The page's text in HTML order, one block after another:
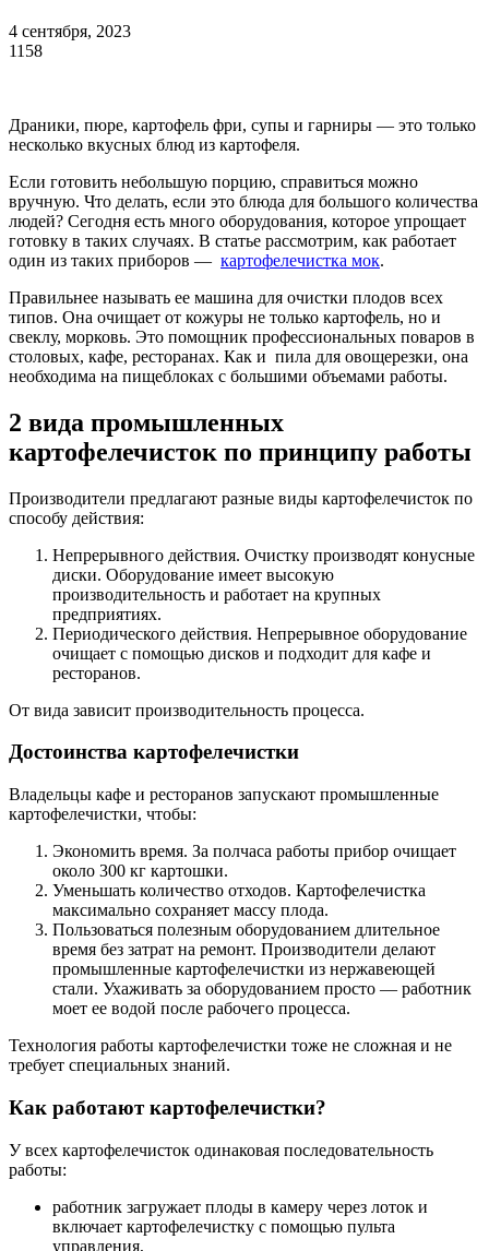
4 сентября, 2023
1158
Драники, пюре, картофель фри, супы и гарниры — это только
несколько вкусных блюд из картофеля.
Если готовить небольшую порцию, справиться можно
вручную. Что делать, если это блюда для большого количества
людей? Сегодня есть много оборудования, которое упрощает
готовку в таких случаях. В статье рассмотрим, как работает
один из таких приборов — картофелечистка мок.
Правильнее называть ее машина для очистки плодов всех
типов. Она очищает от кожуры не только картофель, но и
свеклу, морковь. Это помощник профессиональных поваров в
столовых, кафе, ресторанах. Как и пила для овощерезки, она
необходима на пищеблоках с большими объемами работы.
2 вида промышленных
картофелечисток по принципу работы
Производители предлагают разные виды картофелечисток по
способу действия:
Непрерывного действия. Очистку производят конусные
диски. Оборудование имеет высокую
производительность и работает на крупных
предприятиях.
Периодического действия. Непрерывное оборудование
очищает с помощью дисков и подходит для кафе и
ресторанов.
От вида зависит производительность процесса.
Достоинства картофелечистки
Владельцы кафе и ресторанов запускают промышленные
картофелечистки, чтобы:
Экономить время. За полчаса работы прибор очищает
около 300 кг картошки.
Уменьшать количество отходов. Картофелечистка
максимально сохраняет массу плода.
Пользоваться полезным оборудованием длительное
время без затрат на ремонт. Производители делают
промышленные картофелечистки из нержавеющей
стали. Ухаживать за оборудованием просто — работник
моет ее водой после рабочего процесса.
Технология работы картофелечистки тоже не сложная и не
требует специальных знаний.
Как работают картофелечистки?
У всех картофелечисток одинаковая последовательность
работы:
работник загружает плоды в камеру через лоток и
включает картофелечистку с помощью пульта
управления,